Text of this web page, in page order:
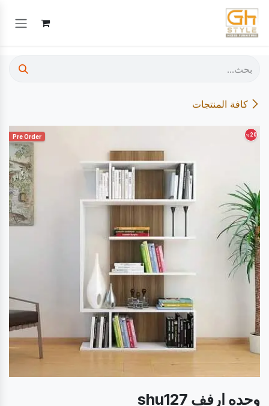
تخطي للذهاب إلى المحتوى
كافة المنتجات
Pre Order 20
%
وحده ارفف shu127